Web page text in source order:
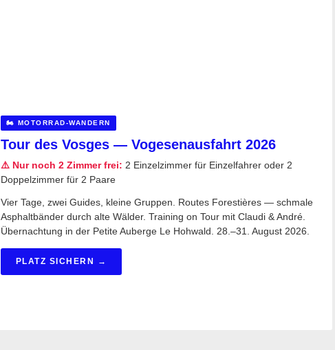
🏍️ MOTORRAD-WANDERN
Tour des Vosges — Vogesenausfahrt 2026
⚠️ Nur noch 2 Zimmer frei: 2 Einzelzimmer für Einzelfahrer oder 2
Doppelzimmer für 2 Paare
Vier Tage, zwei Guides, kleine Gruppen. Routes Forestières — schmale
Asphaltbänder durch alte Wälder. Training on Tour mit Claudi & André.
Übernachtung in der Petite Auberge Le Hohwald. 28.–31. August 2026.
PLATZ SICHERN →